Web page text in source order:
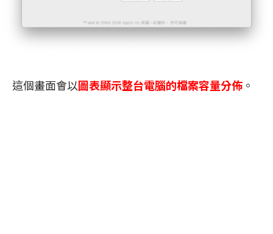
這個畫面會以圖表顯示整台電腦的檔案容量分佈 。